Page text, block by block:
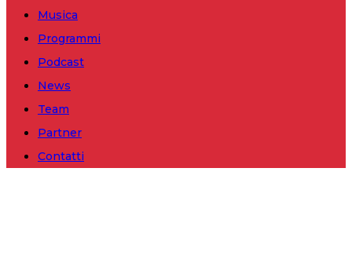
Musica
Programmi
Podcast
News
Team
Partner
Contatti